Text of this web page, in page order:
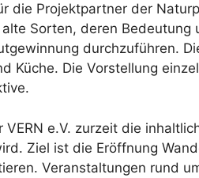
die Projektpartner der
Sorten, deren
durchzuführen.
Küche. Die Vorstellung
VERN e.V. zurzeit die
Ziel ist die Eröffnung
Veranstaltungen rund